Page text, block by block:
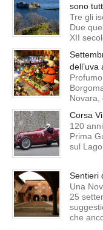
sono
Tre gli
Due
XII
Corsa
120
Prima
sul
Sentieri
Una
25
che